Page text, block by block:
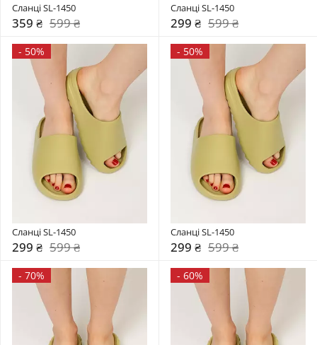
Сланці SL-1450
359 ₴ 599 ₴
Сланці SL-1450
299 ₴ 599 ₴
- 50%
Сланці SL-1450
299 ₴ 599 ₴
- 50%
Сланці SL-1450
299 ₴ 599 ₴
- 70% - 60%